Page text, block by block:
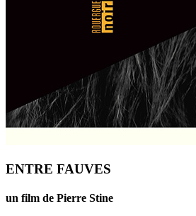
ENTRE FAUVES
un film de Pierre Stine